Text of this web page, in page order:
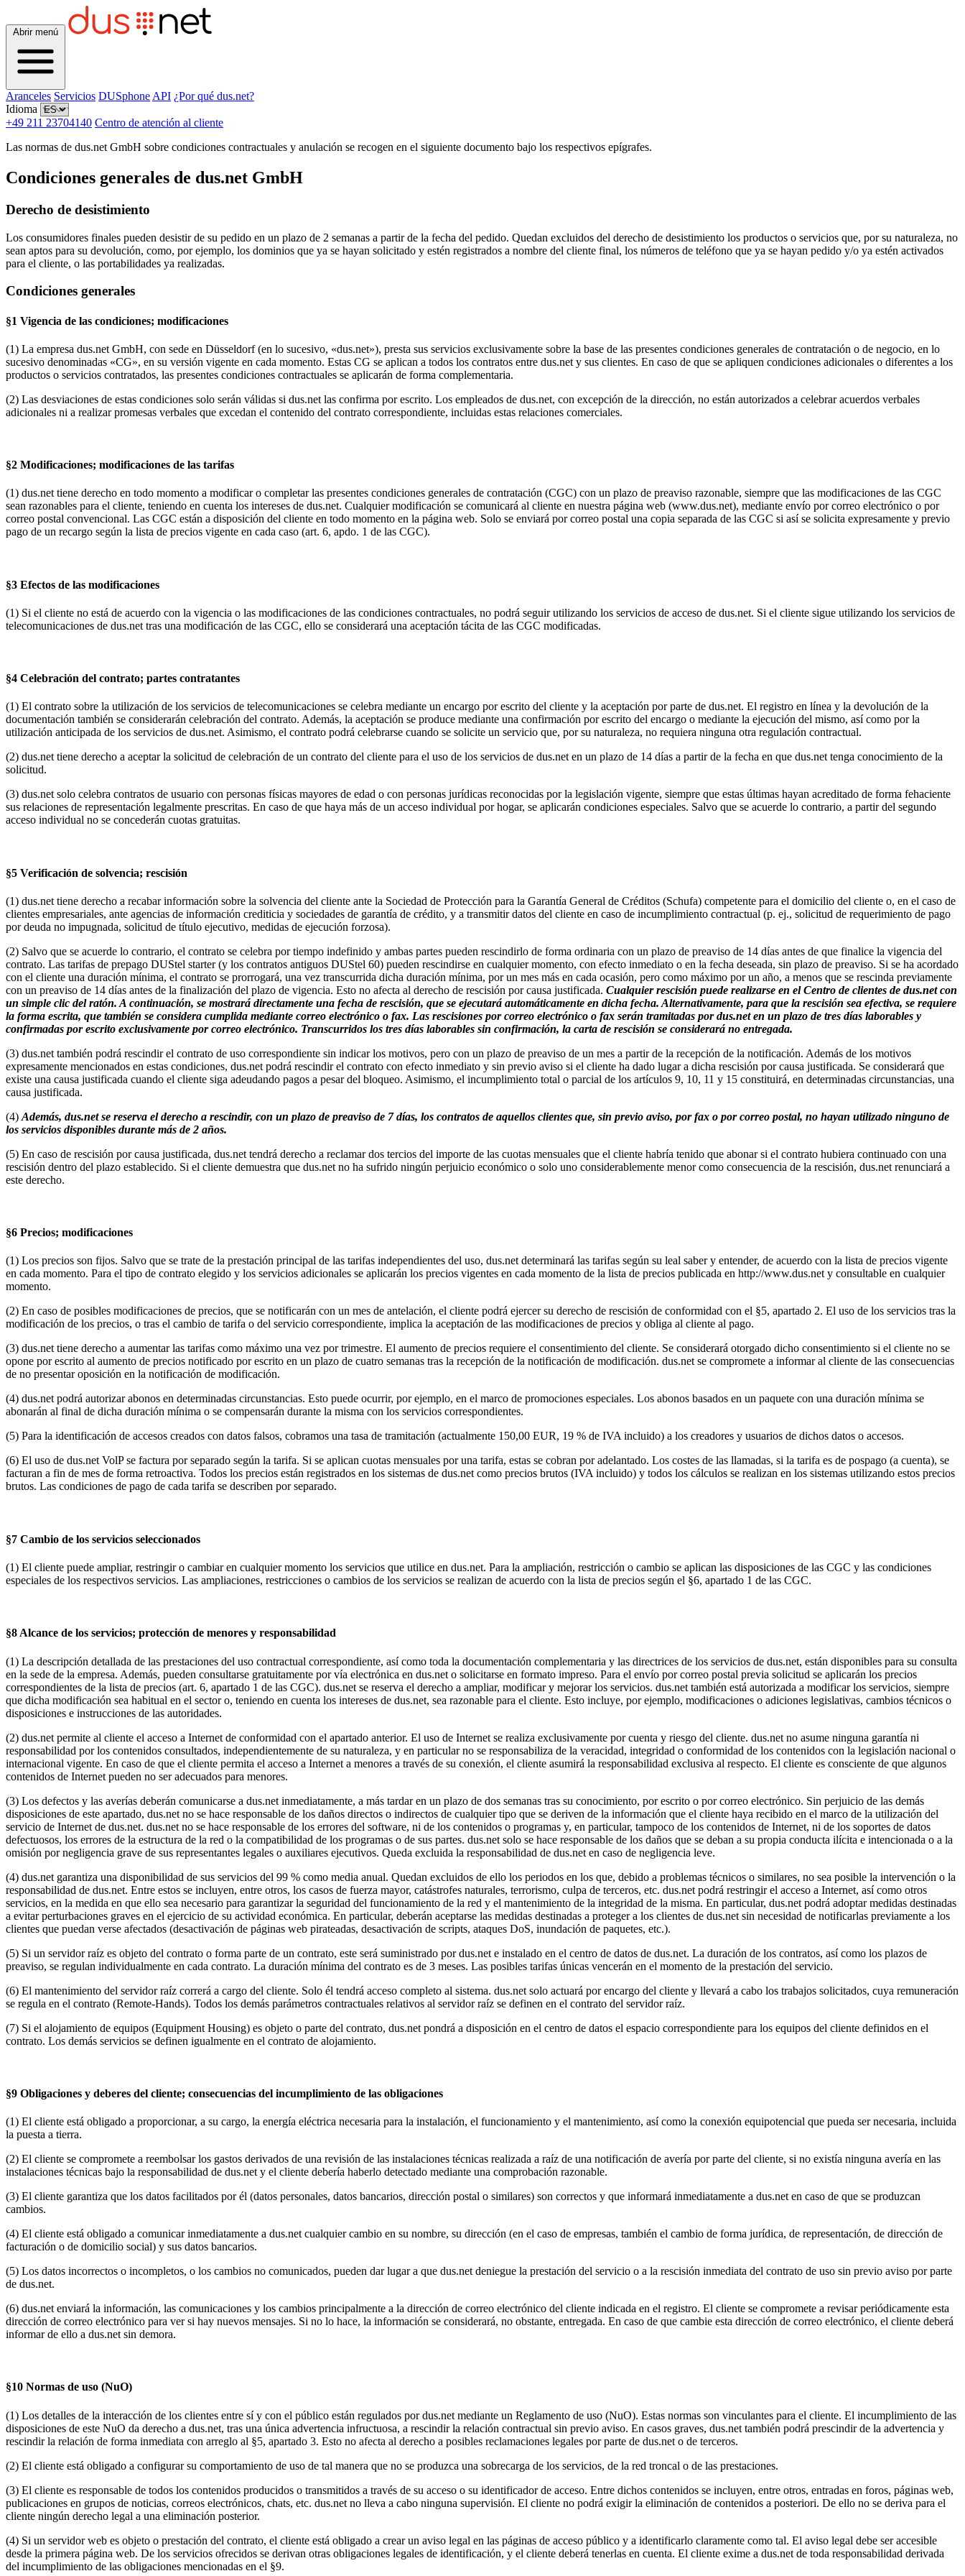
Abrir menú
Aranceles Servicios DUSphone API ¿Por qué dus.net?
Idioma
+49 211 23704140 Centro de atención al cliente
Las normas de dus.net GmbH sobre condiciones contractuales y anulación se recogen en el siguiente documento bajo los respectivos epígrafes.
Condiciones generales de dus.net GmbH
Derecho de desistimiento
Los consumidores finales pueden desistir de su pedido en un plazo de 2 semanas a partir de la fecha del pedido. Quedan excluidos del derecho de desistimiento los productos o servicios que, por su naturaleza, no
sean aptos para su devolución, como, por ejemplo, los dominios que ya se hayan solicitado y estén registrados a nombre del cliente final, los números de teléfono que ya se hayan pedido y/o ya estén activados
para el cliente, o las portabilidades ya realizadas.
Condiciones generales
§1 Vigencia de las condiciones; modificaciones
(1) La empresa dus.net GmbH, con sede en Düsseldorf (en lo sucesivo, «dus.net»), presta sus servicios exclusivamente sobre la base de las presentes condiciones generales de contratación o de negocio, en lo
sucesivo denominadas «CG», en su versión vigente en cada momento. Estas CG se aplican a todos los contratos entre dus.net y sus clientes. En caso de que se apliquen condiciones adicionales o diferentes a los
productos o servicios contratados, las presentes condiciones contractuales se aplicarán de forma complementaria.
(2) Las desviaciones de estas condiciones solo serán válidas si dus.net las confirma por escrito. Los empleados de dus.net, con excepción de la dirección, no están autorizados a celebrar acuerdos verbales
adicionales ni a realizar promesas verbales que excedan el contenido del contrato correspondiente, incluidas estas relaciones comerciales.
§2 Modificaciones; modificaciones de las tarifas
(1) dus.net tiene derecho en todo momento a modificar o completar las presentes condiciones generales de contratación (CGC) con un plazo de preaviso razonable, siempre que las modificaciones de las CGC
sean razonables para el cliente, teniendo en cuenta los intereses de dus.net. Cualquier modificación se comunicará al cliente en nuestra página web (www.dus.net), mediante envío por correo electrónico o por
correo postal convencional. Las CGC están a disposición del cliente en todo momento en la página web. Solo se enviará por correo postal una copia separada de las CGC si así se solicita expresamente y previo
pago de un recargo según la lista de precios vigente en cada caso (art. 6, apdo. 1 de las CGC).
§3 Efectos de las modificaciones
(1) Si el cliente no está de acuerdo con la vigencia o las modificaciones de las condiciones contractuales, no podrá seguir utilizando los servicios de acceso de dus.net. Si el cliente sigue utilizando los servicios de
telecomunicaciones de dus.net tras una modificación de las CGC, ello se considerará una aceptación tácita de las CGC modificadas.
§4 Celebración del contrato; partes contratantes
(1) El contrato sobre la utilización de los servicios de telecomunicaciones se celebra mediante un encargo por escrito del cliente y la aceptación por parte de dus.net. El registro en línea y la devolución de la
documentación también se considerarán celebración del contrato. Además, la aceptación se produce mediante una confirmación por escrito del encargo o mediante la ejecución del mismo, así como por la
utilización anticipada de los servicios de dus.net. Asimismo, el contrato podrá celebrarse cuando se solicite un servicio que, por su naturaleza, no requiera ninguna otra regulación contractual.
(2) dus.net tiene derecho a aceptar la solicitud de celebración de un contrato del cliente para el uso de los servicios de dus.net en un plazo de 14 días a partir de la fecha en que dus.net tenga conocimiento de la
solicitud.
(3) dus.net solo celebra contratos de usuario con personas físicas mayores de edad o con personas jurídicas reconocidas por la legislación vigente, siempre que estas últimas hayan acreditado de forma fehaciente
sus relaciones de representación legalmente prescritas. En caso de que haya más de un acceso individual por hogar, se aplicarán condiciones especiales. Salvo que se acuerde lo contrario, a partir del segundo
acceso individual no se concederán cuotas gratuitas.
§5 Verificación de solvencia; rescisión
(1) dus.net tiene derecho a recabar información sobre la solvencia del cliente ante la Sociedad de Protección para la Garantía General de Créditos (Schufa) competente para el domicilio del cliente o, en el caso de
clientes empresariales, ante agencias de información crediticia y sociedades de garantía de crédito, y a transmitir datos del cliente en caso de incumplimiento contractual (p. ej., solicitud de requerimiento de pago
por deuda no impugnada, solicitud de título ejecutivo, medidas de ejecución forzosa).
(2) Salvo que se acuerde lo contrario, el contrato se celebra por tiempo indefinido y ambas partes pueden rescindirlo de forma ordinaria con un plazo de preaviso de 14 días antes de que finalice la vigencia del
contrato. Las tarifas de prepago DUStel starter (y los contratos antiguos DUStel 60) pueden rescindirse en cualquier momento, con efecto inmediato o en la fecha deseada, sin plazo de preaviso. Si se ha acordado
con el cliente una duración mínima, el contrato se prorrogará, una vez transcurrida dicha duración mínima, por un mes más en cada ocasión, pero como máximo por un año, a menos que se rescinda previamente
con un preaviso de 14 días antes de la finalización del plazo de vigencia. Esto no afecta al derecho de rescisión por causa justificada. Cualquier rescisión puede realizarse en el Centro de clientes de dus.net con
un simple clic del ratón. A continuación, se mostrará directamente una fecha de rescisión, que se ejecutará automáticamente en dicha fecha. Alternativamente, para que la rescisión sea efectiva, se requiere
la forma escrita, que también se considera cumplida mediante correo electrónico o fax. Las rescisiones por correo electrónico o fax serán tramitadas por dus.net en un plazo de tres días laborables y
confirmadas por escrito exclusivamente por correo electrónico. Transcurridos los tres días laborables sin confirmación, la carta de rescisión se considerará no entregada.
(3) dus.net también podrá rescindir el contrato de uso correspondiente sin indicar los motivos, pero con un plazo de preaviso de un mes a partir de la recepción de la notificación. Además de los motivos
expresamente mencionados en estas condiciones, dus.net podrá rescindir el contrato con efecto inmediato y sin previo aviso si el cliente ha dado lugar a dicha rescisión por causa justificada. Se considerará que
existe una causa justificada cuando el cliente siga adeudando pagos a pesar del bloqueo. Asimismo, el incumplimiento total o parcial de los artículos 9, 10, 11 y 15 constituirá, en determinadas circunstancias, una
causa justificada.
(4) Además, dus.net se reserva el derecho a rescindir, con un plazo de preaviso de 7 días, los contratos de aquellos clientes que, sin previo aviso, por fax o por correo postal, no hayan utilizado ninguno de
los servicios disponibles durante más de 2 años.
(5) En caso de rescisión por causa justificada, dus.net tendrá derecho a reclamar dos tercios del importe de las cuotas mensuales que el cliente habría tenido que abonar si el contrato hubiera continuado con una
rescisión dentro del plazo establecido. Si el cliente demuestra que dus.net no ha sufrido ningún perjuicio económico o solo uno considerablemente menor como consecuencia de la rescisión, dus.net renunciará a
este derecho.
§6 Precios; modificaciones
(1) Los precios son fijos. Salvo que se trate de la prestación principal de las tarifas independientes del uso, dus.net determinará las tarifas según su leal saber y entender, de acuerdo con la lista de precios vigente
en cada momento. Para el tipo de contrato elegido y los servicios adicionales se aplicarán los precios vigentes en cada momento de la lista de precios publicada en http://www.dus.net y consultable en cualquier
momento.
(2) En caso de posibles modificaciones de precios, que se notificarán con un mes de antelación, el cliente podrá ejercer su derecho de rescisión de conformidad con el §5, apartado 2. El uso de los servicios tras la
modificación de los precios, o tras el cambio de tarifa o del servicio correspondiente, implica la aceptación de las modificaciones de precios y obliga al cliente al pago.
(3) dus.net tiene derecho a aumentar las tarifas como máximo una vez por trimestre. El aumento de precios requiere el consentimiento del cliente. Se considerará otorgado dicho consentimiento si el cliente no se
opone por escrito al aumento de precios notificado por escrito en un plazo de cuatro semanas tras la recepción de la notificación de modificación. dus.net se compromete a informar al cliente de las consecuencias
de no presentar oposición en la notificación de modificación.
(4) dus.net podrá autorizar abonos en determinadas circunstancias. Esto puede ocurrir, por ejemplo, en el marco de promociones especiales. Los abonos basados en un paquete con una duración mínima se
abonarán al final de dicha duración mínima o se compensarán durante la misma con los servicios correspondientes.
(5) Para la identificación de accesos creados con datos falsos, cobramos una tasa de tramitación (actualmente 150,00 EUR, 19 % de IVA incluido) a los creadores y usuarios de dichos datos o accesos.
(6) El uso de dus.net VolP se factura por separado según la tarifa. Si se aplican cuotas mensuales por una tarifa, estas se cobran por adelantado. Los costes de las llamadas, si la tarifa es de pospago (a cuenta), se
facturan a fin de mes de forma retroactiva. Todos los precios están registrados en los sistemas de dus.net como precios brutos (IVA incluido) y todos los cálculos se realizan en los sistemas utilizando estos precios
brutos. Las condiciones de pago de cada tarifa se describen por separado.
§7 Cambio de los servicios seleccionados
(1) El cliente puede ampliar, restringir o cambiar en cualquier momento los servicios que utilice en dus.net. Para la ampliación, restricción o cambio se aplican las disposiciones de las CGC y las condiciones
especiales de los respectivos servicios. Las ampliaciones, restricciones o cambios de los servicios se realizan de acuerdo con la lista de precios según el §6, apartado 1 de las CGC.
§8 Alcance de los servicios; protección de menores y responsabilidad
(1) La descripción detallada de las prestaciones del uso contractual correspondiente, así como toda la documentación complementaria y las directrices de los servicios de dus.net, están disponibles para su consulta
en la sede de la empresa. Además, pueden consultarse gratuitamente por vía electrónica en dus.net o solicitarse en formato impreso. Para el envío por correo postal previa solicitud se aplicarán los precios
correspondientes de la lista de precios (art. 6, apartado 1 de las CGC). dus.net se reserva el derecho a ampliar, modificar y mejorar los servicios. dus.net también está autorizada a modificar los servicios, siempre
que dicha modificación sea habitual en el sector o, teniendo en cuenta los intereses de dus.net, sea razonable para el cliente. Esto incluye, por ejemplo, modificaciones o adiciones legislativas, cambios técnicos o
disposiciones e instrucciones de las autoridades.
(2) dus.net permite al cliente el acceso a Internet de conformidad con el apartado anterior. El uso de Internet se realiza exclusivamente por cuenta y riesgo del cliente. dus.net no asume ninguna garantía ni
responsabilidad por los contenidos consultados, independientemente de su naturaleza, y en particular no se responsabiliza de la veracidad, integridad o conformidad de los contenidos con la legislación nacional o
internacional vigente. En caso de que el cliente permita el acceso a Internet a menores a través de su conexión, el cliente asumirá la responsabilidad exclusiva al respecto. El cliente es consciente de que algunos
contenidos de Internet pueden no ser adecuados para menores.
(3) Los defectos y las averías deberán comunicarse a dus.net inmediatamente, a más tardar en un plazo de dos semanas tras su conocimiento, por escrito o por correo electrónico. Sin perjuicio de las demás
disposiciones de este apartado, dus.net no se hace responsable de los daños directos o indirectos de cualquier tipo que se deriven de la información que el cliente haya recibido en el marco de la utilización del
servicio de Internet de dus.net. dus.net no se hace responsable de los errores del software, ni de los contenidos o programas y, en particular, tampoco de los contenidos de Internet, ni de los soportes de datos
defectuosos, los errores de la estructura de la red o la compatibilidad de los programas o de sus partes. dus.net solo se hace responsable de los daños que se deban a su propia conducta ilícita e intencionada o a la
omisión por negligencia grave de sus representantes legales o auxiliares ejecutivos. Queda excluida la responsabilidad de dus.net en caso de negligencia leve.
(4) dus.net garantiza una disponibilidad de sus servicios del 99 % como media anual. Quedan excluidos de ello los periodos en los que, debido a problemas técnicos o similares, no sea posible la intervención o la
responsabilidad de dus.net. Entre estos se incluyen, entre otros, los casos de fuerza mayor, catástrofes naturales, terrorismo, culpa de terceros, etc. dus.net podrá restringir el acceso a Internet, así como otros
servicios, en la medida en que ello sea necesario para garantizar la seguridad del funcionamiento de la red y el mantenimiento de la integridad de la misma. En particular, dus.net podrá adoptar medidas destinadas
a evitar perturbaciones graves en el ejercicio de su actividad económica. En particular, deberán aceptarse las medidas destinadas a proteger a los clientes de dus.net sin necesidad de notificarlas previamente a los
clientes que puedan verse afectados (desactivación de páginas web pirateadas, desactivación de scripts, ataques DoS, inundación de paquetes, etc.).
(5) Si un servidor raíz es objeto del contrato o forma parte de un contrato, este será suministrado por dus.net e instalado en el centro de datos de dus.net. La duración de los contratos, así como los plazos de
preaviso, se regulan individualmente en cada contrato. La duración mínima del contrato es de 3 meses. Las posibles tarifas únicas vencerán en el momento de la prestación del servicio.
(6) El mantenimiento del servidor raíz correrá a cargo del cliente. Solo él tendrá acceso completo al sistema. dus.net solo actuará por encargo del cliente y llevará a cabo los trabajos solicitados, cuya remuneración
se regula en el contrato (Remote-Hands). Todos los demás parámetros contractuales relativos al servidor raíz se definen en el contrato del servidor raíz.
(7) Si el alojamiento de equipos (Equipment Housing) es objeto o parte del contrato, dus.net pondrá a disposición en el centro de datos el espacio correspondiente para los equipos del cliente definidos en el
contrato. Los demás servicios se definen igualmente en el contrato de alojamiento.
§9 Obligaciones y deberes del cliente; consecuencias del incumplimiento de las obligaciones
(1) El cliente está obligado a proporcionar, a su cargo, la energía eléctrica necesaria para la instalación, el funcionamiento y el mantenimiento, así como la conexión equipotencial que pueda ser necesaria, incluida
la puesta a tierra.
(2) El cliente se compromete a reembolsar los gastos derivados de una revisión de las instalaciones técnicas realizada a raíz de una notificación de avería por parte del cliente, si no existía ninguna avería en las
instalaciones técnicas bajo la responsabilidad de dus.net y el cliente debería haberlo detectado mediante una comprobación razonable.
(3) El cliente garantiza que los datos facilitados por él (datos personales, datos bancarios, dirección postal o similares) son correctos y que informará inmediatamente a dus.net en caso de que se produzcan
cambios.
(4) El cliente está obligado a comunicar inmediatamente a dus.net cualquier cambio en su nombre, su dirección (en el caso de empresas, también el cambio de forma jurídica, de representación, de dirección de
facturación o de domicilio social) y sus datos bancarios.
(5) Los datos incorrectos o incompletos, o los cambios no comunicados, pueden dar lugar a que dus.net deniegue la prestación del servicio o a la rescisión inmediata del contrato de uso sin previo aviso por parte
de dus.net.
(6) dus.net enviará la información, las comunicaciones y los cambios principalmente a la dirección de correo electrónico del cliente indicada en el registro. El cliente se compromete a revisar periódicamente esta
dirección de correo electrónico para ver si hay nuevos mensajes. Si no lo hace, la información se considerará, no obstante, entregada. En caso de que cambie esta dirección de correo electrónico, el cliente deberá
informar de ello a dus.net sin demora.
§10 Normas de uso (NuO)
(1) Los detalles de la interacción de los clientes entre sí y con el público están regulados por dus.net mediante un Reglamento de uso (NuO). Estas normas son vinculantes para el cliente. El incumplimiento de las
disposiciones de este NuO da derecho a dus.net, tras una única advertencia infructuosa, a rescindir la relación contractual sin previo aviso. En casos graves, dus.net también podrá prescindir de la advertencia y
rescindir la relación de forma inmediata con arreglo al §5, apartado 3. Esto no afecta al derecho a posibles reclamaciones legales por parte de dus.net o de terceros.
(2) El cliente está obligado a configurar su comportamiento de uso de tal manera que no se produzca una sobrecarga de los servicios, de la red troncal o de las prestaciones.
(3) El cliente es responsable de todos los contenidos producidos o transmitidos a través de su acceso o su identificador de acceso. Entre dichos contenidos se incluyen, entre otros, entradas en foros, páginas web,
publicaciones en grupos de noticias, correos electrónicos, chats, etc. dus.net no lleva a cabo ninguna supervisión. El cliente no podrá exigir la eliminación de contenidos a posteriori. De ello no se deriva para el
cliente ningún derecho legal a una eliminación posterior.
(4) Si un servidor web es objeto o prestación del contrato, el cliente está obligado a crear un aviso legal en las páginas de acceso público y a identificarlo claramente como tal. El aviso legal debe ser accesible
desde la primera página web. De los servicios ofrecidos se derivan otras obligaciones legales de identificación, y el cliente deberá tenerlas en cuenta. El cliente exime a dus.net de toda responsabilidad derivada
del incumplimiento de las obligaciones mencionadas en el §9.